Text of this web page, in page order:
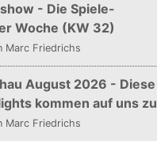
- Die Spiele-
Woche (KW 32)
Marc Friedrichs
August 2026 - Diese
kommen auf uns zu
Marc Friedrichs